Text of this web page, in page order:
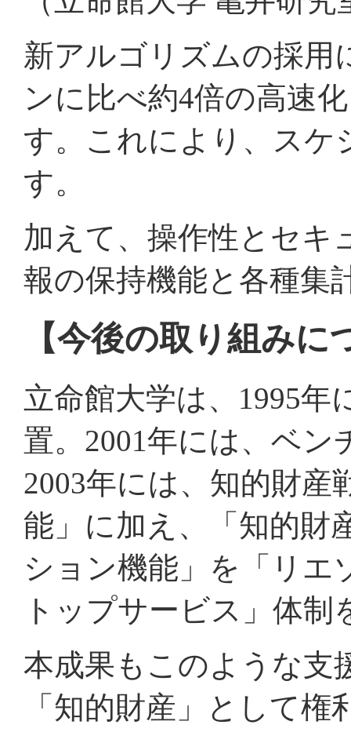
新アルゴリズムの採用
ンに比べ約4倍の高速
す。これにより、スケ
す。
加えて、操作性とセキ
報の保持機能と各種集
【今後の取り組みに
立命館大学は、1995
置。2001年には、ベ
2003年には、知的財産
能」に加え、「知的財
ション機能」を「リエ
トップサービス」体
本成果もこのような支
「知的財産」として